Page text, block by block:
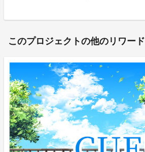
このプロジェクトの他のリワード